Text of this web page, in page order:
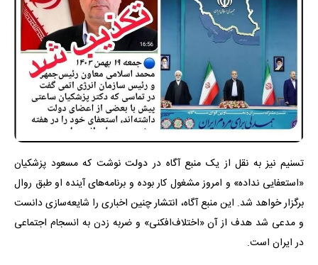
تسنیم نیز به نقل از یک منبع آگاه در دولت نوشت که مسعود پزشکیان
«استعفایی نداده» و امروز مشغول کار بوده و برنامه‌های آینده او طبق روال
برگزار خواهد شد. این منبع آگاه، انتشار چنین اخباری را شایعه‌سازی دانست
و مدعی شد هدف از آن «اختلاف‌افکنی» و ضربه زدن به انسجام اجتماعی
در ایران است.